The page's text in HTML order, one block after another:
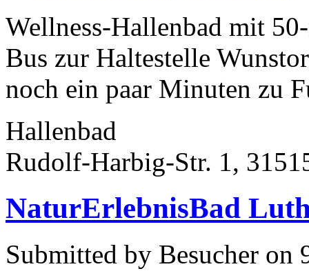
Wellness-Hallenbad mit
Bus zur Haltestelle
noch ein paar Minuten zu
Hallenbad
Rudolf-Harbig-Str. 1,
NaturErlebnisBad
Submitted by Besucher on